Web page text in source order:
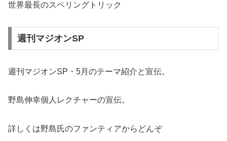
世界最長のスペリングトリック
週刊マジオンSP
週刊マジオンSP・5月のテーマ紹介と宣伝。
野島伸幸個人レクチャーの宣伝。
詳しくは野島氏のファンティアからどんぞ